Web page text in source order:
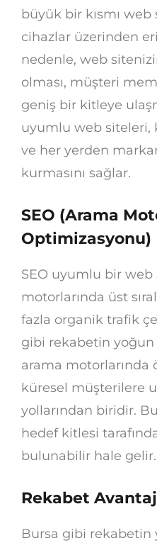
büyük bir kısmı
cihazlar üzerinden
nedenle, web
olması, müşteri
geniş bir kitleye
uyumlu web siteleri,
ve her yerden
kurmasını sağlar.
SEO (Arama
Optimizasyonu)
SEO uyumlu bir web
motorlarında üst
fazla organik trafik
gibi rekabetin
arama motorlarında
küresel müşterilere
yollarından biridir.
hedef kitlesi
bulunabilir hale gelir.
Rekabet
Bursa gibi